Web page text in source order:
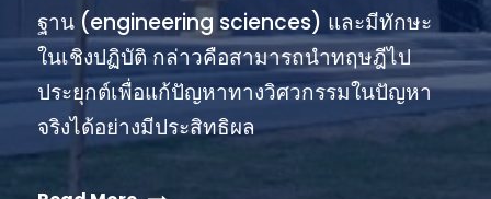
ฐาน (engineering sciences) และมีทักษะ
ในเชิงปฏิบัติ กล่าวคือสามารถนำทฤษฎีไป
ประยุกต์เพื่อแก้ปัญหาทางวิศวกรรมในปัญหา
จริงได้อย่างมีประสิทธิผล